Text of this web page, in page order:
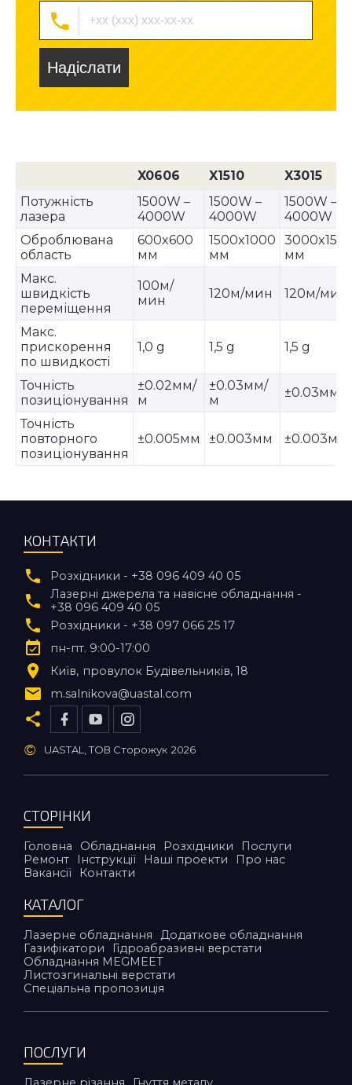
Надіслати
X0606 X1510
X3015
Потужність
лазера
1500W –
4000W
1500W –
4000W
1500W –
4000W
Оброблювана
область
600x600
мм
1500x1000
мм
мм
Макс.
швидкість
переміщення
100м/
мин
120м/мин 120м/мин
Макс.
прискорення
по швидкості
1,0 g 1,5 g 1,5 g
Точність
позиціонування
±0.02мм/
м
±0.03мм/
м
±0.03мм/
Точність
повторного
позиціонування
±0.005мм ±0.003мм ±0.003мм
КОНТАКТИ
Розхідники - +38 096 409 40 05
Лазерні джерела та навісне обладнання -
+38 096 409 40 05
Розхідники - +38 097 066 25 17
пн-пт. 9:00-17:00
Київ
провулок Будівельників, 18
m.salnikova@uastal.com
© UASTAL, ТОВ Сторожук 2026
СТОРІНКИ
Головна Обладнання Розхідники
Послуги
Ремонт
Інструкції Наші проекти
Про нас
Вакансії
Контакти
КАТАЛОГ
Лазерне обладнання
Додаткове обладнання
Газифікатори
Гідроабразивні верстати
Обладнання MEGMEET
Листозгинальні верстати
Спеціальна пропозиція
ПОСЛУГИ